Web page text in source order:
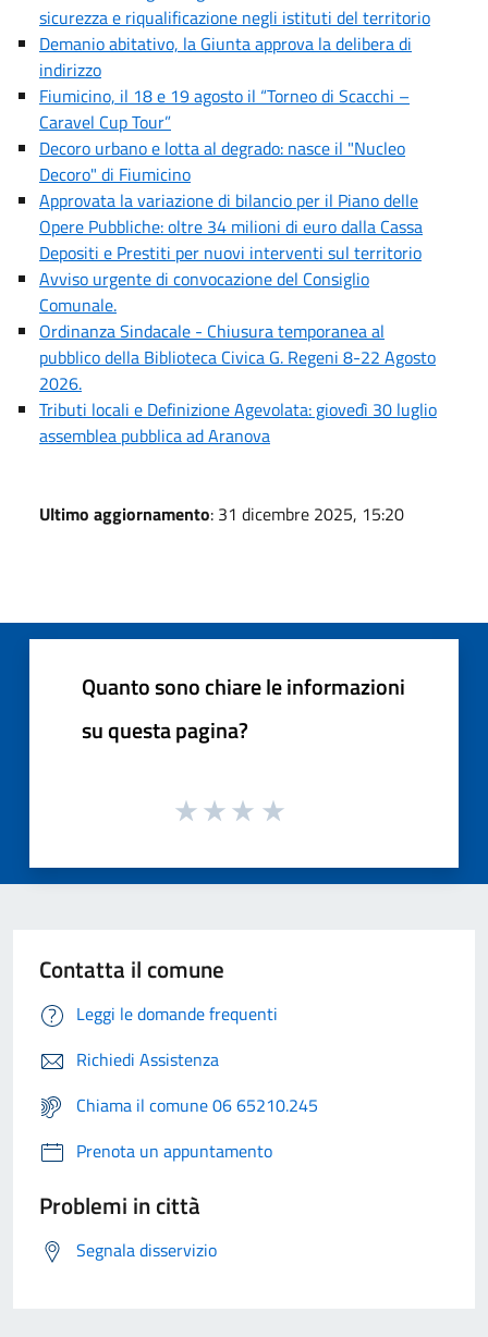
sicurezza e riqualificazione negli istituti del territorio
Demanio abitativo, la Giunta approva la delibera di
indirizzo
Fiumicino, il 18 e 19 agosto il “Torneo di Scacchi –
Caravel Cup Tour”
Decoro urbano e lotta al degrado: nasce il "Nucleo
Decoro" di Fiumicino
Approvata la variazione di bilancio per il Piano delle
Opere Pubbliche: oltre 34 milioni di euro dalla Cassa
Depositi e Prestiti per nuovi interventi sul territorio
Avviso urgente di convocazione del Consiglio
Comunale.
Ordinanza Sindacale - Chiusura temporanea al
pubblico della Biblioteca Civica G. Regeni 8-22 Agosto
2026.
Tributi locali e Definizione Agevolata: giovedì 30 luglio
assemblea pubblica ad Aranova
Ultimo aggiornamento: 31 dicembre 2025, 15:20
Quanto sono chiare le informazioni
su questa pagina?
Contatta il comune
Leggi le domande frequenti
Richiedi Assistenza
Chiama il comune 06 65210.245
Prenota un appuntamento
Problemi in città
Segnala disservizio